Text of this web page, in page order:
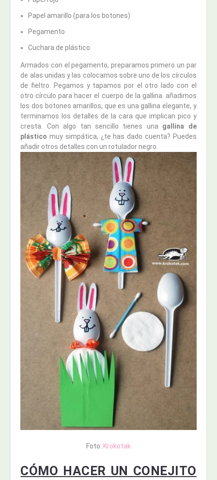
Papel amarillo (para los botones)
Pegamento
Cuchara de plástico
Armados con el pegamento, preparamos primero un par
de alas unidas y las colocamos sobre uno de los círculos
de fieltro. Pegamos y tapamos por el otro lado con el
otro círculo para hacer el cuerpo de la gallina. añadimos
los dos botones amarillos, que es una gallina elegante, y
terminamos los detalles de la cara que implican pico y
cresta. Con algo tan sencillo tienes una gallina de
plástico muy simpática, ¿te has dado cuenta? Puedes
añadir otros detalles con un rotulador negro.
Foto: Krokotak
CÓMO HACER UN CONEJITO